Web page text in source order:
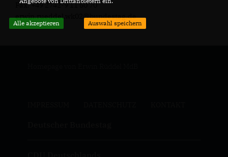
Fax: +49 2742-9 11 50 70
erwin.rueddel.wk02@bundestag.de
Alle akzeptieren Auswahl speichern